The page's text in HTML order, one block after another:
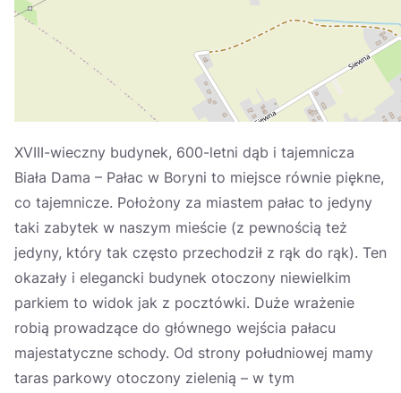
XVIII-wieczny budynek, 600-letni dąb i tajemnicza
Biała Dama – Pałac w Boryni to miejsce równie piękne,
co tajemnicze. Położony za miastem pałac to jedyny
taki zabytek w naszym mieście (z pewnością też
jedyny, który tak często przechodził z rąk do rąk). Ten
okazały i elegancki budynek otoczony niewielkim
parkiem to widok jak z pocztówki. Duże wrażenie
robią prowadzące do głównego wejścia pałacu
majestatyczne schody. Od strony południowej mamy
taras parkowy otoczony zielenią – w tym